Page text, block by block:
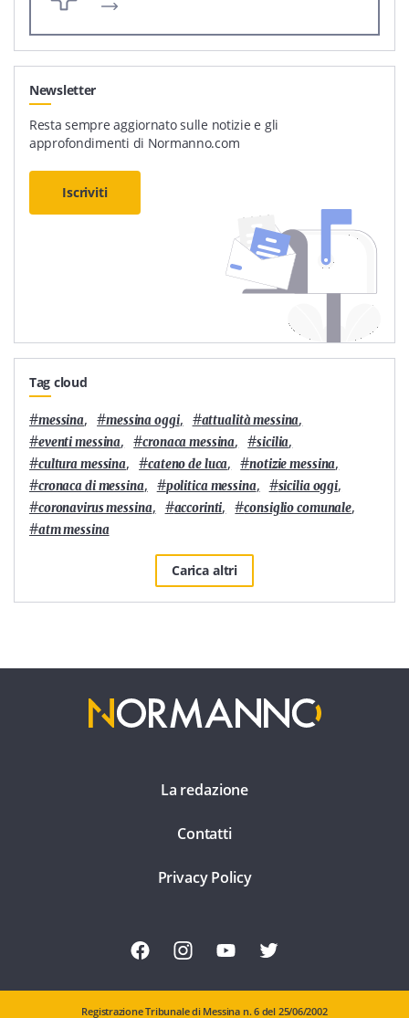
Newsletter
Resta sempre aggiornato sulle notizie e gli
approfondimenti di Normanno.com
Iscriviti
Tag cloud
#messina, #messina oggi, #attualità messina,
#eventi messina, #cronaca messina, #sicilia,
#cultura messina, #cateno de luca, #notizie messina,
#cronaca di messina, #politica messina, #sicilia oggi,
#coronavirus messina, #accorinti, #consiglio comunale,
#atm messina
Carica altri
La redazione
Contatti
Privacy Policy
Registrazione Tribunale di Messina n. 6 del 25/06/2002